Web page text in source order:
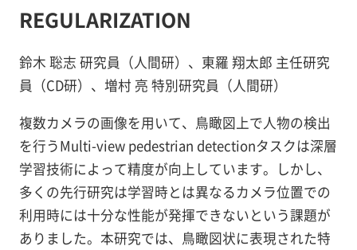
REGULARIZATION
鈴木 聡志 研究員（人間研）、東羅 翔太郎 主任研究
員（CD研）、増村 亮 特別研究員（人間研）
複数カメラの画像を用いて、鳥瞰図上で人物の検出
を行うMulti-view pedestrian detectionタスクは深層
学習技術によって精度が向上しています。しかし、
多くの先行研究は学習時とは異なるカメラ位置での
利用時には十分な性能が発揮できないという課題が
ありました。本研究では、鳥瞰図状に表現された特